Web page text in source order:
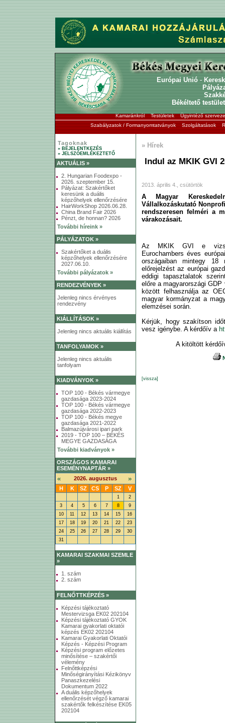
Európai Unió-
Békéltető testület
Kamaránkról Testületek
Ügyintéző
Szabályzatok / Formanyomtatványok
Szolgáltatások
Tagoknak
» BEJELENTKEZÉS
» JELSZÓEMLÉKEZTETŐ
AKTUÁLIS »
2. Hungarian Foodexpo -
2026. szeptember 15.
Pályázat: Szakértőket
keresünk a duális
képzőhelyek ellenőrzésére
HairWorkShop 2026.06.28.
China Brand Fair 2026
Pénzt, de honnan? 2026
További híreink »
PÁLYÁZATOK »
Szakértőket a duális
képzőhelyek ellenőrzésére
2027.06.10.
További pályázatok »
RENDEZVÉNYEK »
Jelenleg nincs érvényes
rendezvény
KIÁLLÍTÁSOK »
Jelenleg nincs aktuális kiállítás
TANFOLYAMOK »
Jelenleg nincs aktuális
tanfolyam
KIADVÁNYOK »
TOP 100 - Békés vármegye
gazdasága 2023-2024
TOP 100 - Békés vármegye
gazdasága 2022-2023
TOP 100 - Békés megye
gazdasága 2021-2022
Balmazújvárosi ipari park
2019 - TOP 100 – BÉKÉS
MEGYE GAZDASÁGA
További kiadványok »
ORSZÁGOS KAMARAI
ESEMÉNYNAPTÁR »
« 2026. augusztus »
H K SZ CS P SZ V
1
2
3
4 5 6 7 8
9
10
11 12 13 14 15
16
17
18 19 20 21 22
23
24
25 26 27 28 29
30
31
KAMARAI SZAKMAI SZEMLE
»
1. szám
2. szám
FELNŐTTKÉPZÉS »
Képzési tájékoztató
Mestervizsga EK02 202104
Képzési tájékoztató GYOK
Kamarai gyakorlati oktatói
képzés EK02 202104
Kamarai Gyakorlati Oktatói
Képzés - Képzési Program
Képzési program előzetes
minősítése – szakértői
vélemény
Felnőttképzési
Minőségirányítási Kézikönyv
Panaszkezelési
Dokumentum 2022
A duális képzőhelyek
ellenőrzését végző kamarai
szakértők felkészítése EK05
202104
» Hírek
Indul az MKIK GVI
2013. április 4., csütörtök
A Magyar
Vállalkozáskutató
rendszeresen felméri a
várakozásait.
Az MKIK GVI e
Eurochambers éves
országaiban mintegy 18
előrejelzést az európai
eddigi tapasztalatok
előre a magyarországi
között felhasználja az
magyar kormányzat a
elemzései során.
Kérjük, hogy szakítson
vesz igénybe. A kérdőív a
A kitöltött
[vissza]